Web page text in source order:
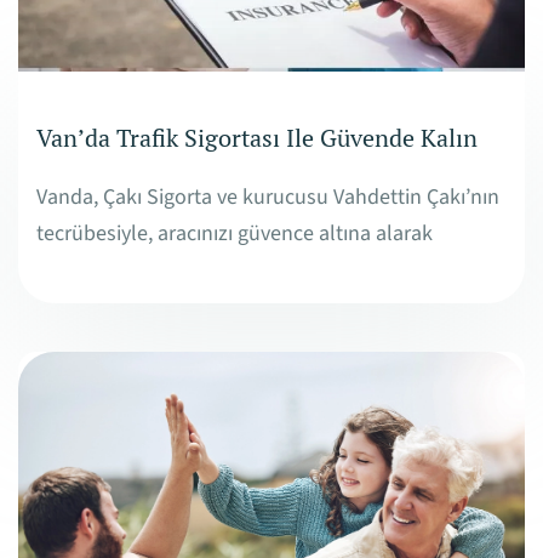
Van’da Trafik Sigortası Ile Güvende Kalın
Vanda, Çakı Sigorta ve kurucusu Vahdettin Çakı’nın
tecrübesiyle, aracınızı güvence altına alarak